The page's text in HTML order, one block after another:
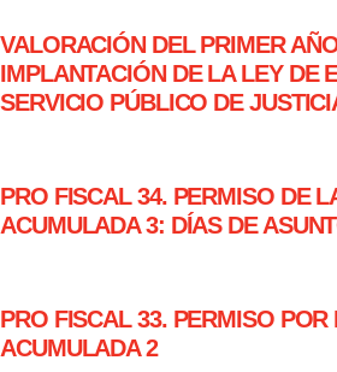
VALORACIÓN DEL PRIMER
IMPLANTACIÓN DE LA LEY DE
SERVICIO PÚBLICO DE
PRO FISCAL 34. PERMISO DE
ACUMULADA 3: DÍAS DE
PRO FISCAL 33. PERMISO POR
ACUMULADA 2